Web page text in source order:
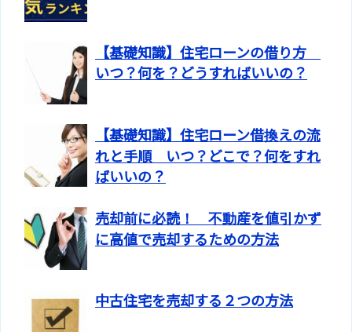
【基礎知識】住宅ローンの借り方
いつ？何を？どうすればいいの？
【基礎知識】住宅ローン借換えの流
れと手順 いつ？どこで？何をすれ
ばいいの？
売却前に必読！ 不動産を値引かず
に高値で売却するための方法
中古住宅を売却する２つの方法